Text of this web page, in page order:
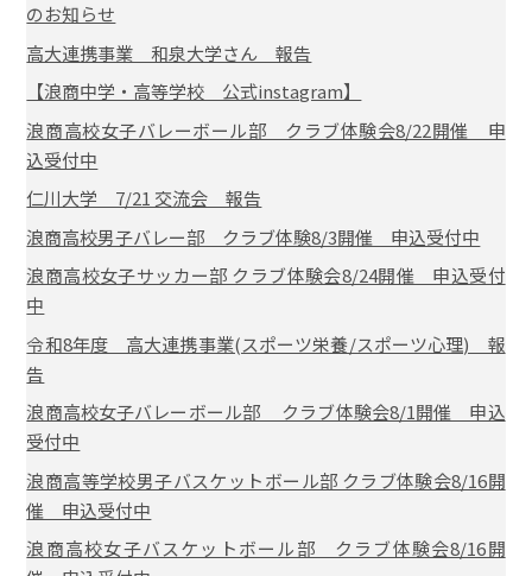
のお知らせ
高大連携事業 和泉大学さん 報告
【浪商中学・高等学校 公式instagram】
浪商高校女子バレーボール部 クラブ体験会8/22開催 申
込受付中
仁川大学 7/21 交流会 報告
浪商高校男子バレー部 クラブ体験8/3開催 申込受付中
浪商高校女子サッカー部 クラブ体験会8/24開催 申込受付
中
令和8年度 高大連携事業(スポーツ栄養/スポーツ心理) 報
告
浪商高校女子バレーボール部 クラブ体験会8/1開催 申込
受付中
浪商高等学校男子バスケットボール部 クラブ体験会8/16開
催 申込受付中
浪商高校女子バスケットボール部 クラブ体験会8/16開